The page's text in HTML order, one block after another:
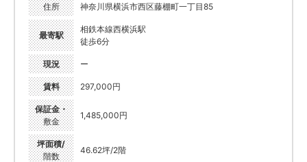
住所 神奈川県横浜市西区藤棚町一丁目85
最寄駅
相鉄本線西横浜駅
徒歩6分
現況 ー
賃料 297,000円
保証金・
敷金
1,485,000円
坪面積/
階数
46.62坪/2階